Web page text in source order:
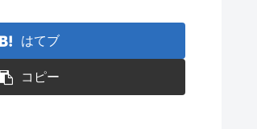
はてブ
コピー